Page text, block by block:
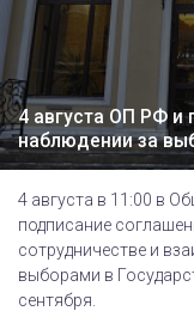
4 августа ОП РФ и
наблюдении за
4 августа в 11:00 в
подписание
сотрудничестве и
выборами в
сентября.